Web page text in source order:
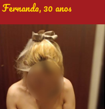
30 anos